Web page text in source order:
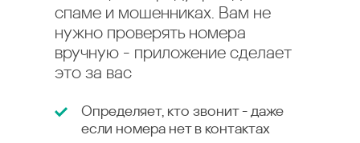
спаме и мошенниках. Вам не
нужно проверять номера
вручную - приложение сделает
это за вас
Определяет, кто звонит - даже
если номера нет в контактах